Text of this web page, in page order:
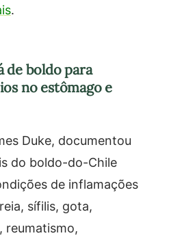
.
de boldo para
no estômago e
Duke, documentou
do boldo-do-Chile
de inflamações
sífilis, gota,
reumatismo,